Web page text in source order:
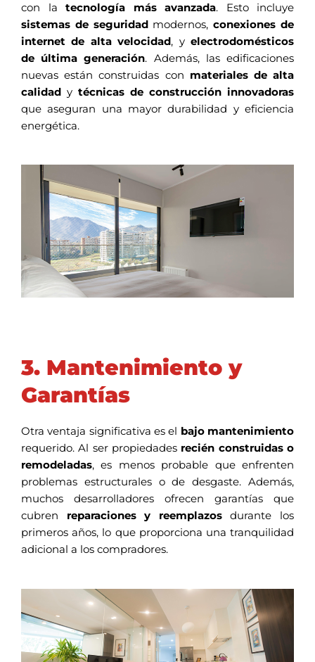
con la tecnología más avanzada. Esto incluye
sistemas de seguridadmodernos,conexiones de
internet de alta velocidad, yelectrodomésticos
de última generación. Además, las edificaciones
nuevas están construidas con materiales de alta
calidad y técnicas de construcción innovadoras
que aseguran una mayor durabilidad y eficiencia
energética.
3. Mantenimiento y
Garantías
Otra ventaja significativa es el bajo mantenimiento
requerido. Al ser propiedades recién construidas o
remodeladas, es menos probable que enfrenten
problemas estructurales o de desgaste. Además,
muchos desarrolladores ofrecen garantías que
cubren reparaciones y reemplazosdurante los
primeros años, lo que proporciona una tranquilidad
adicional a los compradores.